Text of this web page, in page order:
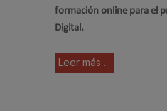
formación online para el
Digital.
Leer más ...